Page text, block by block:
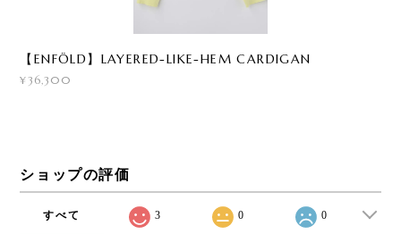
【ENFÖLD】LAYERED-LIKE-HEM CARDIGAN
¥36,300
ショップの評価
すべて 3 0 0